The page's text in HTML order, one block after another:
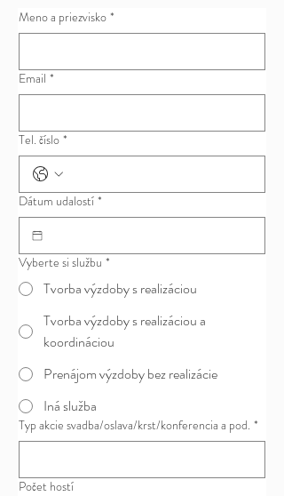
Meno a priezvisko *
Email *
Tel. číslo *
Dátum udalostí *
Vyberte si službu *
Tvorba výzdoby s realizáciou
Tvorba výzdoby s realizáciou a
koordináciou
Prenájom výzdoby bez realizácie
Iná služba
Typ akcie svadba/oslava/krst/konferencia a pod. *
Počet hostí